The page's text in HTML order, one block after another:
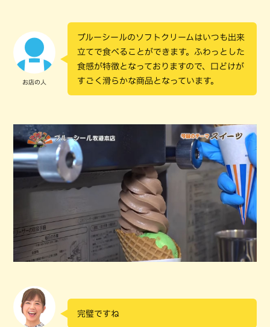
お店の人
ブルーシールのソフトクリームはいつも出来
立てで食べることができます。ふわっとした
食感が特徴となっておりますので、口どけが
すごく滑らかな商品となっています。
完璧ですね